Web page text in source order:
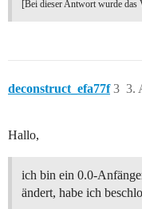
[Bei dieser Antwort wurde das
deconstruct_efa77f 3.
3
Hallo,
ich bin ein 0.0-
ändert, habe ich